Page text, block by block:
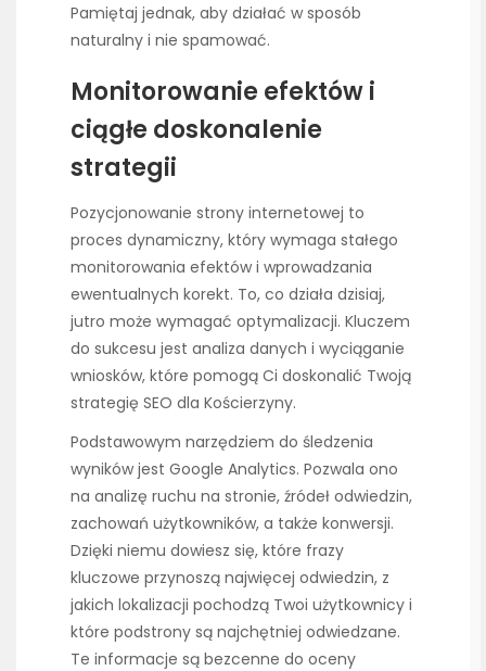
Pamiętaj jednak, aby działać w sposób
naturalny i nie spamować.
Monitorowanie efektów i
ciągłe doskonalenie
strategii
Pozycjonowanie strony internetowej to
proces dynamiczny, który wymaga stałego
monitorowania efektów i wprowadzania
ewentualnych korekt. To, co działa dzisiaj,
jutro może wymagać optymalizacji. Kluczem
do sukcesu jest analiza danych i wyciąganie
wniosków, które pomogą Ci doskonalić Twoją
strategię SEO dla Kościerzyny.
Podstawowym narzędziem do śledzenia
wyników jest Google Analytics. Pozwala ono
na analizę ruchu na stronie, źródeł odwiedzin,
zachowań użytkowników, a także konwersji.
Dzięki niemu dowiesz się, które frazy
kluczowe przynoszą najwięcej odwiedzin, z
jakich lokalizacji pochodzą Twoi użytkownicy i
które podstrony są najchętniej odwiedzane.
Te informacje są bezcenne do oceny